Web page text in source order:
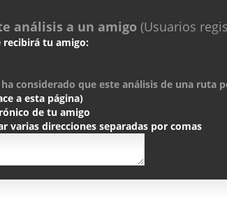
análisis a un amigo (Usuarios
recibirá tu amigo:
considerado que este análisis de una ruta
a esta página)
de tu amigo
varias direcciones separadas por comas